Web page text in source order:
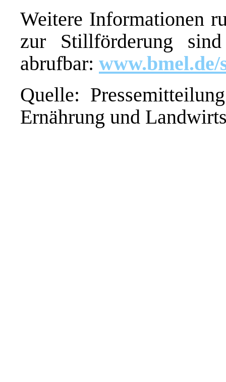
Weitere Informationen
zur Stillförderung
abrufbar:
Quelle:
Ernährung und